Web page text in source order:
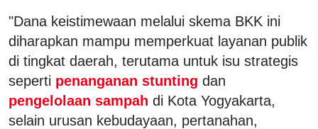
"Dana keistimewaan melalui skema BKK ini
diharapkan mampu memperkuat layanan publik
di tingkat daerah, terutama untuk isu strategis
seperti penanganan stunting dan
pengelolaan sampah di Kota Yogyakarta,
selain urusan kebudayaan, pertanahan,